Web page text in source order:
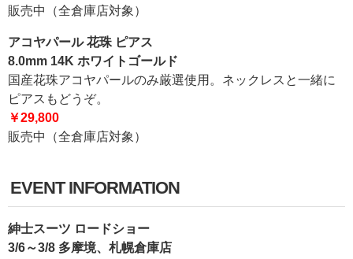
販売中（全倉庫店対象）
アコヤパール 花珠 ピアス
8.0mm 14K ホワイトゴールド
国産花珠アコヤパールのみ厳選使用。ネックレスと一緒に
ピアスもどうぞ。
￥29,800
販売中（全倉庫店対象）
EVENT INFORMATION
紳士スーツ ロードショー
3/6～3/8 多摩境、札幌倉庫店